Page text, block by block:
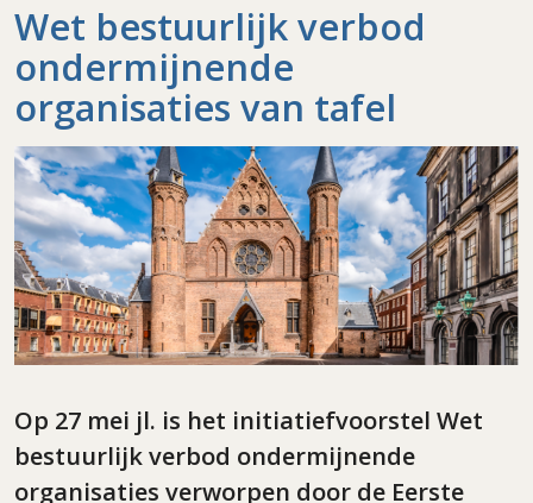
Wet bestuurlijk verbod
ondermijnende
organisaties van tafel
Op 27 mei jl. is het initiatiefvoorstel Wet
bestuurlijk verbod ondermijnende
organisaties verworpen door de Eerste